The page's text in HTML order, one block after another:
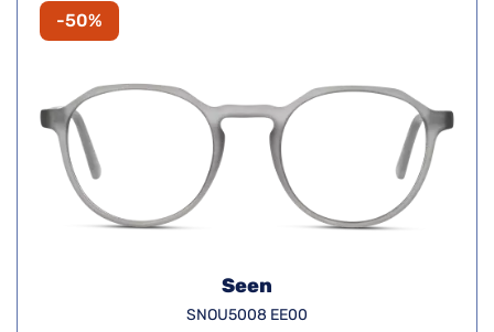
-50%
Seen
SNOU5008 EE00